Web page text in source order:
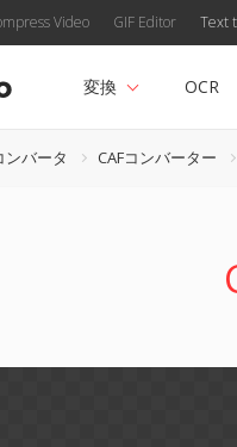
Video GIF Editor Text
変換 OCR
ンバータ CAFコンバーター